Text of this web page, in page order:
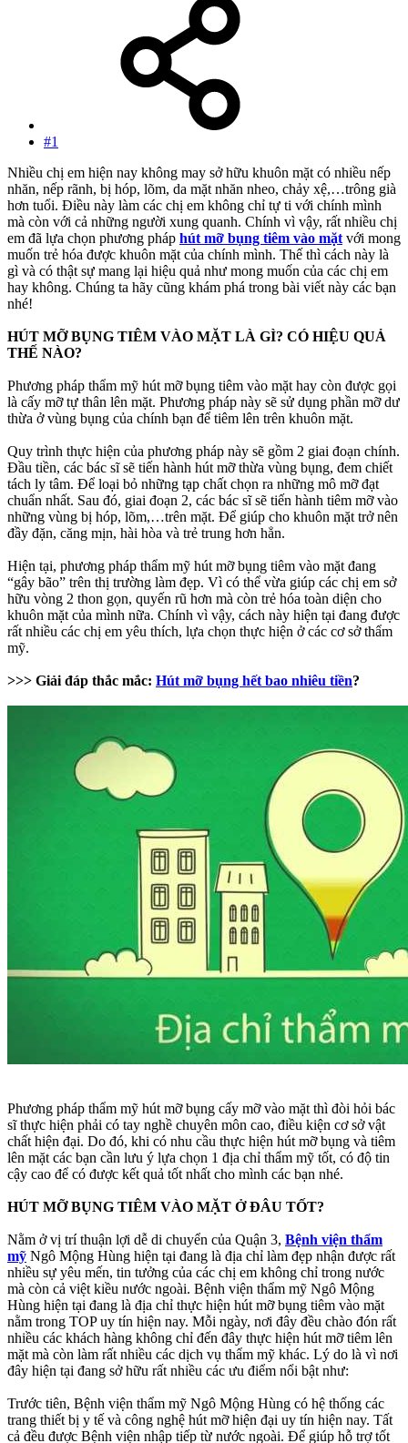
#1
Nhiều chị em hiện nay không may sở hữu khuôn mặt có nhiều nếp
nhăn, nếp rãnh, bị hóp, lõm, da mặt nhăn nheo, chảy xệ,…trông già
hơn tuổi. Điều này làm các chị em không chỉ tự ti với chính mình
mà còn với cả những người xung quanh. Chính vì vậy, rất nhiều chị
em đã lựa chọn phương pháp hút mỡ bụng tiêm vào mặt với mong
muốn trẻ hóa được khuôn mặt của chính mình. Thế thì cách này là
gì và có thật sự mang lại hiệu quả như mong muốn của các chị em
hay không. Chúng ta hãy cũng khám phá trong bài viết này các bạn
nhé!
HÚT MỠ BỤNG TIÊM VÀO MẶT LÀ GÌ? CÓ HIỆU QUẢ
THẾ NÀO?
Phương pháp thẩm mỹ hút mỡ bụng tiêm vào mặt hay còn được gọi
là cấy mỡ tự thân lên mặt. Phương pháp này sẽ sử dụng phần mỡ dư
thừa ở vùng bụng của chính bạn để tiêm lên trên khuôn mặt.
Quy trình thực hiện của phương pháp này sẽ gồm 2 giai đoạn chính.
Đầu tiền, các bác sĩ sẽ tiến hành hút mỡ thừa vùng bụng, đem chiết
tách ly tâm. Để loại bỏ những tạp chất chọn ra những mô mỡ đạt
chuẩn nhất. Sau đó, giai đoạn 2, các bác sĩ sẽ tiến hành tiêm mỡ vào
những vùng bị hóp, lõm,…trên mặt. Để giúp cho khuôn mặt trở nên
đầy đặn, căng mịn, hài hòa và trẻ trung hơn hẳn.
Hiện tại, phương pháp thẩm mỹ hút mỡ bụng tiêm vào mặt đang
“gây bão” trên thị trường làm đẹp. Vì có thể vừa giúp các chị em sở
hữu vòng 2 thon gọn, quyến rũ hơn mà còn trẻ hóa toàn diện cho
khuôn mặt của mình nữa. Chính vì vậy, cách này hiện tại đang được
rất nhiều các chị em yêu thích, lựa chọn thực hiện ở các cơ sở thẩm
mỹ.
>>> Giải đáp thắc mắc: Hút mỡ bụng hết bao nhiêu tiền?
Phương pháp thẩm mỹ hút mỡ bụng cấy mỡ vào mặt thì đòi hỏi bác
sĩ thực hiện phải có tay nghề chuyên môn cao, điều kiện cơ sở vật
chất hiện đại. Do đó, khi có nhu cầu thực hiện hút mỡ bụng và tiêm
lên mặt các bạn cần lưu ý lựa chọn 1 địa chỉ thẩm mỹ tốt, có độ tin
cậy cao để có được kết quả tốt nhất cho mình các bạn nhé.
HÚT MỠ BỤNG TIÊM VÀO MẶT Ở ĐÂU TỐT?
Nằm ở vị trí thuận lợi dễ di chuyển của Quận 3, Bệnh viện thẩm
mỹ Ngô Mộng Hùng hiện tại đang là địa chỉ làm đẹp nhận được rất
nhiều sự yêu mến, tin tưởng của các chị em không chỉ trong nước
mà còn cả việt kiều nước ngoài. Bệnh viện thẩm mỹ Ngô Mộng
Hùng hiện tại đang là địa chỉ thực hiện hút mỡ bụng tiêm vào mặt
nằm trong TOP uy tín hiện nay. Mỗi ngày, nơi đây đều chào đón rất
nhiều các khách hàng không chỉ đến đây thực hiện hút mỡ tiêm lên
mặt mà còn làm rất nhiều các dịch vụ thẩm mỹ khác. Lý do là vì nơi
đây hiện tại đang sở hữu rất nhiều các ưu điểm nổi bật như:
Trước tiên, Bệnh viện thẩm mỹ Ngô Mộng Hùng có hệ thống các
trang thiết bị y tế và công nghệ hút mỡ hiện đại uy tín hiện nay. Tất
cả đều được Bệnh viện nhập tiếp từ nước ngoài. Để giúp hỗ trợ tốt